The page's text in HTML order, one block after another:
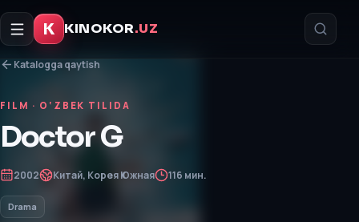
K KINOKOR.UZ
Katalogga qaytish
FILM · O‘ZBEK TILIDA
Doctor G
2002 Китай, Корея Южная 116 мин.
Drama